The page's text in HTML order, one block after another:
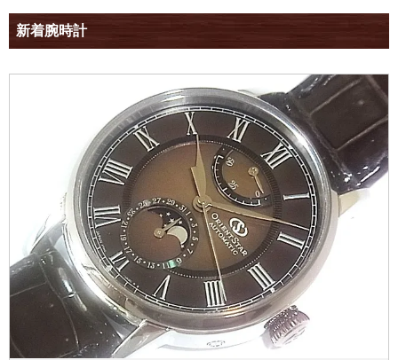
新着腕時計